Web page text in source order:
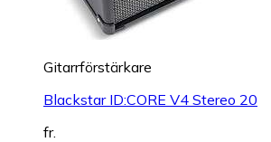
Gitarrförstärkare
Blackstar ID:CORE V4 Stereo 20
fr.